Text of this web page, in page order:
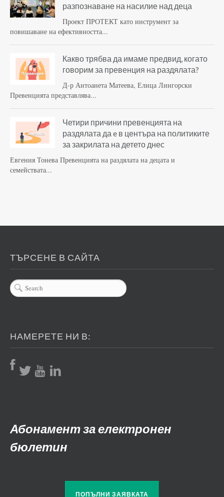
разпознаване на насилие над деца
Проект ПРОТЕКТ като инструмент за
повишаване на ефективността...
Какво трябва да имаме предвид, когато
говорим за превенция на раздялата?
Д-р Антоанета Матеева, Елица Лингорски
Превенцията представлява...
Четири причини превенцията на
раздялата да e в центъра на политиките
за закрилата на детето днес
Евгения Тонева Превенцията на раздялата на децата и
семействата...
ТЪРСЕНЕ В САЙТА
НАМЕРЕТЕ НИ В:
Абонамент за електронен
бюлетин
ПОПЪЛНИ ЗАЯВКАТА